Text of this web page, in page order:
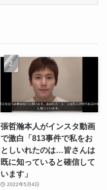
(17)
張哲瀚本人がインスタ動画
で激白「813事件で私をお
としいれたのは…皆さんは
既に知っていると確信して
います」
2022年5月4日